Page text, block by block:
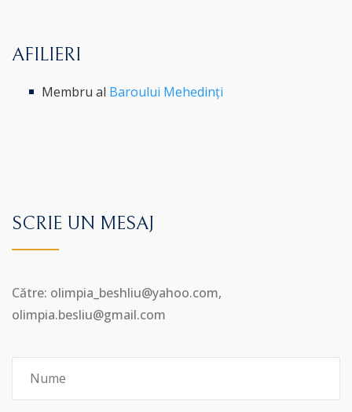
AFILIERI
Membru al Baroului Mehedinți
SCRIE UN MESAJ
Către: olimpia_beshliu@yahoo.com,
olimpia.besliu@gmail.com